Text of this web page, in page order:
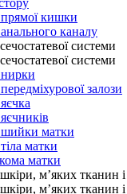
кишки
каналу
системи
системи
залози
матки
матки
матки
м’яких тканин і
м’яких тканин і